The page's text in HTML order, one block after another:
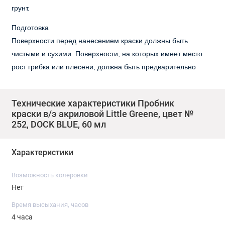
грунт.
Подготовка
Поверхности перед нанесением краски должны быть
чистыми и сухими. Поверхности, на которых имеет место
рост грибка или плесени, должна быть предварительно
обработаны стабилизационным составом. Поверхности,
ранее крашеные эмалями, должны быть обработаны
Хорошо размешайте краску. Краска готова для нанесения
кистью, валиком или безвоздушным распылителем. На
пористых поверхностях добавьте 5% воды. На очень
пористых поверхностях для лучшего проникновения в
Технические характеристики Пробник
краски в/э акриловой Little Greene, цвет №
252, DOCK BLUE, 60 мл
Характеристики
Возможность колеровки
Нет
Время высыхания, часов
4 часа